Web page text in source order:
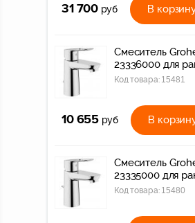
31 700 руб В
Смеситель
23336000 для
Код товара: 15481
10 655 руб В
Смеситель
23335000 для
Код товара: 15480